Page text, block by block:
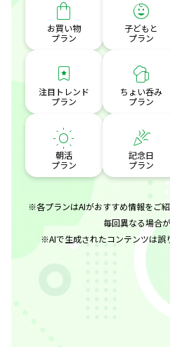
お買い物
プラン
子どもと
プラン
注目トレンド
プラン
ちょい呑み
プラン
朝活
プラン
記念日
プラン
※各プランはAIがおすすめ情報をご
毎回異なる場合が
※AIで生成されたコンテンツは誤